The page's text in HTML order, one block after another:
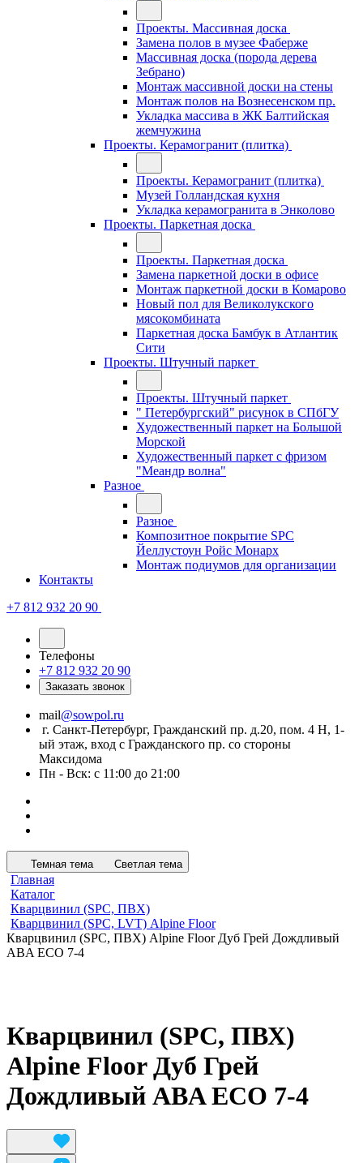
Проекты. Массивная доска
Замена полов в музее Фаберже
Массивная доска (порода дерева
Зебрано)
Монтаж массивной доски на стены
Монтаж полов на Вознесенском пр.
Укладка массива в ЖК Балтийская
жемчужина
Проекты. Керамогранит (плитка)
Проекты. Керамогранит (плитка)
Музей Голландская кухня
Укладка керамогранита в Энколово
Проекты. Паркетная доска
Проекты. Паркетная доска
Замена паркетной доски в офисе
Монтаж паркетной доски в Комарово
Новый пол для Великолукского
мясокомбината
Паркетная доска Бамбук в Атлантик
Сити
Проекты. Штучный паркет
Проекты. Штучный паркет
" Петербургский" рисунок в СПбГУ
Художественный паркет на Большой
Морской
Художественный паркет с фризом
"Меандр волна"
Разное
Разное
Композитное покрытие SPC
Йеллустоун Ройс Монарх
Монтаж подиумов для организации
Контакты
+7 812 932 20 90
Телефоны
+7 812 932 20 90
Заказать звонок
mail@sowpol.ru
г. Санкт-Петербург, Гражданский пр. д.20, пом. 4 Н, 1-
ый этаж, вход с Гражданского пр. со стороны
Максидома
Пн - Вск: с 11:00 до 21:00
Темная тема Светлая тема
Главная
Каталог
Кварцвинил (SPC, ПВХ)
Кварцвинил (SPC, LVT) Alpine Floor
Кварцвинил (SPC, ПВХ) Alpine Floor Дуб Грей Дождливый
ABA ECO 7-4
Кварцвинил (SPC, ПВХ)
Alpine Floor Дуб Грей
Дождливый ABA ECO 7-4